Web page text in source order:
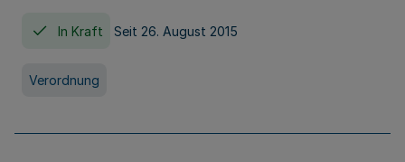
In Kraft Seit 26. August 2015
Verordnung